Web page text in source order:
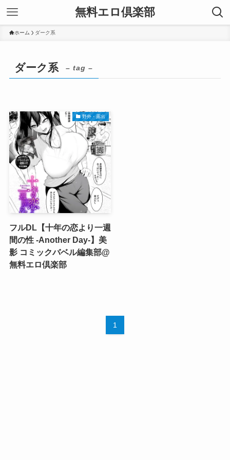
無料エロ倶楽部
ホーム ダーク系
ダーク系 – tag –
野外・露出
フルDL【十年の恋より一週
間の性 -Another Day-】美
影 コミックバベル編集部@
無料エロ倶楽部
1